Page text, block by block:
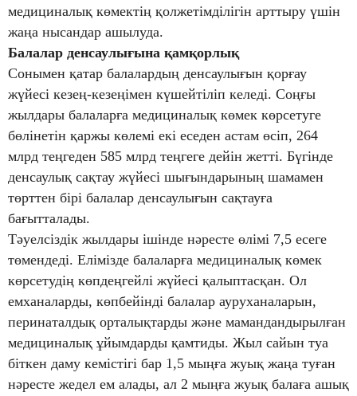
медициналық көмектің қолжетімділігін арттыру үшін
жаңа нысандар ашылуда.
Балалар денсаулығына қамқорлық
Сонымен қатар балалардың денсаулығын қорғау
жүйесі кезең-кезеңімен күшейтіліп келеді. Соңғы
жылдары балаларға медициналық көмек көрсетуге
бөлінетін қаржы көлемі екі еседен астам өсіп, 264
млрд теңгеден 585 млрд теңгеге дейін жетті. Бүгінде
денсаулық сақтау жүйесі шығындарының шамамен
төрттен бірі балалар денсаулығын сақтауға
бағытталады.
Тәуелсіздік жылдары ішінде нәресте өлімі 7,5 есеге
төмендеді. Елімізде балаларға медициналық көмек
көрсетудің көпдеңгейлі жүйесі қалыптасқан. Ол
емханаларды, көпбейінді балалар ауруханаларын,
перинаталдық орталықтарды және мамандандырылған
медициналық ұйымдарды қамтиды. Жыл сайын туа
біткен даму кемістігі бар 1,5 мыңға жуық жаңа туған
нәресте жедел ем алады, ал 2 мыңға жуық балаға ашық